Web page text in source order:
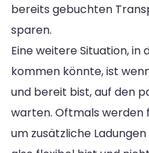
bereits gebuchten
sparen.
Eine weitere Situation, in
kommen könnte, ist
und bereit bist, auf den
warten. Oftmals werden
um zusätzliche